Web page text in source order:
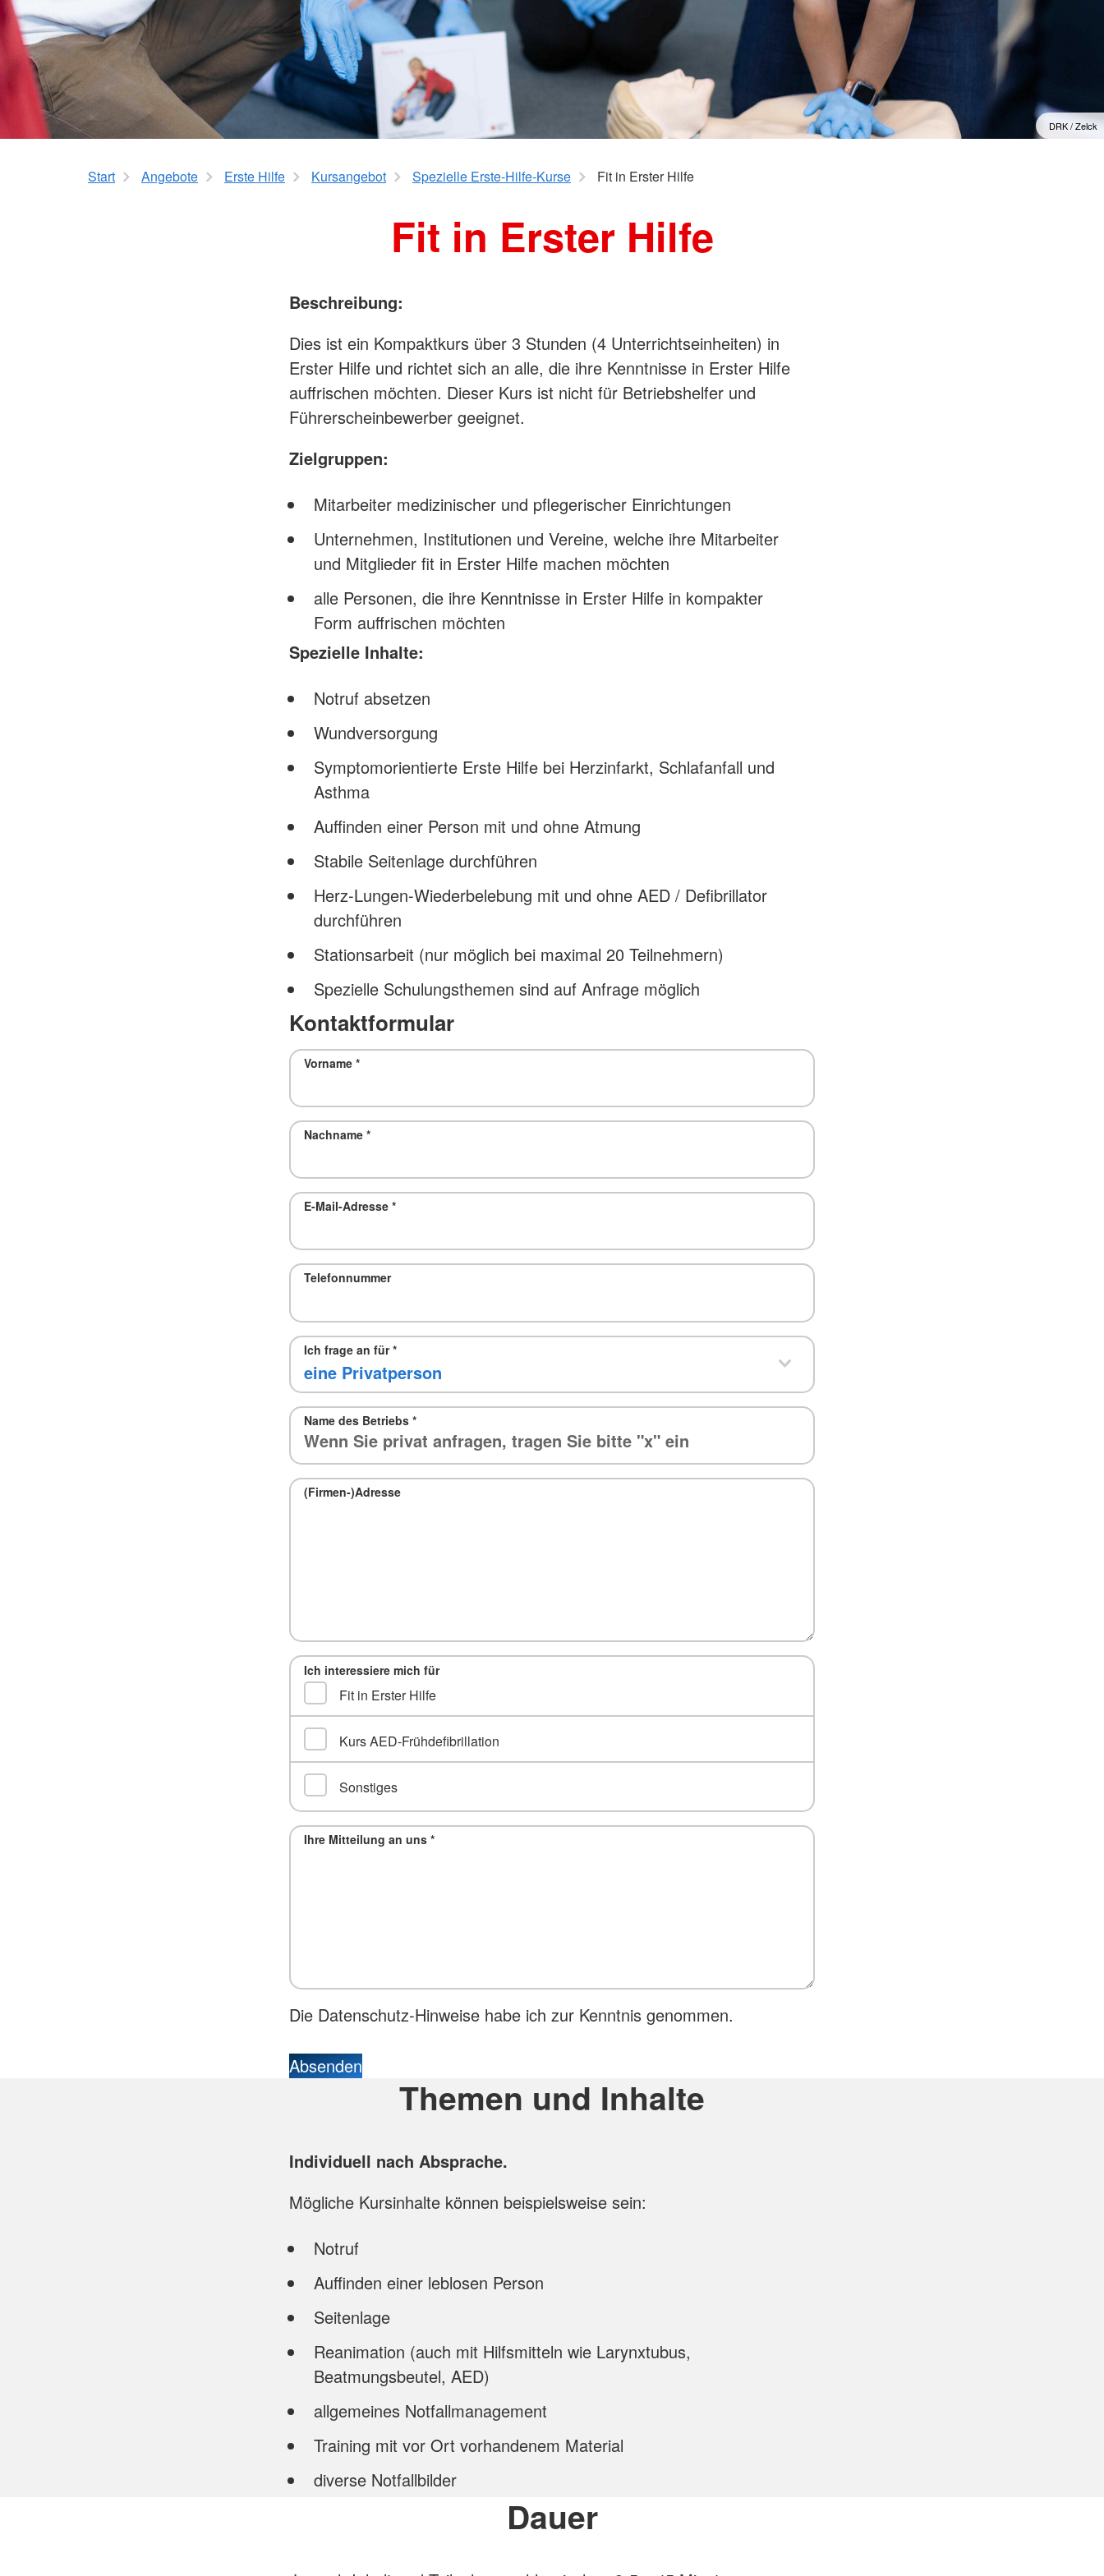
Kursangebot
Deutschlandweiter Kursfinder
Der kleine Lebensretter
Therapiehundegruppe
Sozialpraktikum
DRK-Elterncampus
DRK / Zelck
Start Angebote Erste Hilfe Kursangebot Spezielle Erste-Hilfe-Kurse Fit in Erster Hilfe
Fit in Erster Hilfe
Beschreibung:
Dies ist ein Kompaktkurs über 3 Stunden (4 Unterrichtseinheiten) in
Erster Hilfe und richtet sich an alle, die ihre Kenntnisse in Erster Hilfe
auffrischen möchten. Dieser Kurs ist nicht für Betriebshelfer und
Führerscheinbewerber geeignet.
Zielgruppen:
Mitarbeiter medizinischer und pflegerischer Einrichtungen
Unternehmen, Institutionen und Vereine, welche ihre Mitarbeiter
und Mitglieder fit in Erster Hilfe machen möchten
alle Personen, die ihre Kenntnisse in Erster Hilfe in kompakter
Form auffrischen möchten
Spezielle Inhalte:
Notruf absetzen
Wundversorgung
Symptomorientierte Erste Hilfe bei Herzinfarkt, Schlafanfall und
Asthma
Auffinden einer Person mit und ohne Atmung
Stabile Seitenlage durchführen
Herz-Lungen-Wiederbelebung mit und ohne AED / Defibrillator
durchführen
Stationsarbeit (nur möglich bei maximal 20 Teilnehmern)
Spezielle Schulungsthemen sind auf Anfrage möglich
Kontaktformular
Vorname*
Nachname*
E-Mail-Adresse*
Telefonnummer
Ich frage an für*
Name des Betriebs*
(Firmen-)Adresse
Ich interessiere mich für
Fit in Erster Hilfe
Kurs AED-Frühdefibrillation
Sonstiges
Ihre Mitteilung an uns*
Die Datenschutz-Hinweise habe ich zur Kenntnis genommen.
Absenden
Themen und Inhalte
Individuell nach Absprache.
Mögliche Kursinhalte können beispielsweise sein:
Notruf
Auffinden einer leblosen Person
Seitenlage
Reanimation (auch mit Hilfsmitteln wie Larynxtubus,
Beatmungsbeutel, AED)
allgemeines Notfallmanagement
Training mit vor Ort vorhandenem Material
diverse Notfallbilder
Dauer